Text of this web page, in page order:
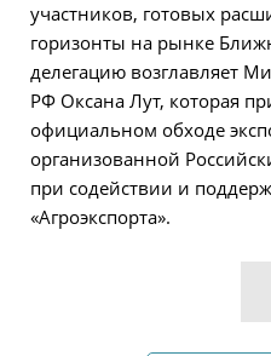
участников, готовых
горизонты на рынке
делегацию возглавляет
РФ Оксана Лут, которая
официальном обходе
организованной
при содействии и
«Агроэкспорта».